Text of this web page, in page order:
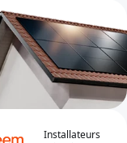
Installateurs